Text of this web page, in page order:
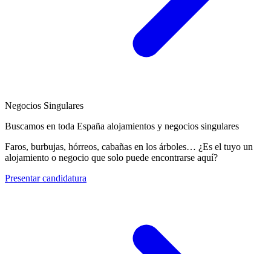
Negocios Singulares
Buscamos en toda España alojamientos y negocios singulares
Faros, burbujas, hórreos, cabañas en los árboles… ¿Es el tuyo un
alojamiento o negocio que solo puede encontrarse aquí?
Presentar candidatura